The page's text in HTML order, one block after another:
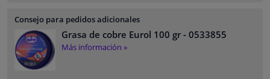
Consejo para pedidos adicionales
Grasa de cobre Eurol 100 gr - 0533855
Más información »